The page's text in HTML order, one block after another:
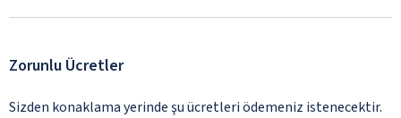
Zorunlu Ücretler
Sizden konaklama yerinde şu ücretleri ödemeniz istenecektir.